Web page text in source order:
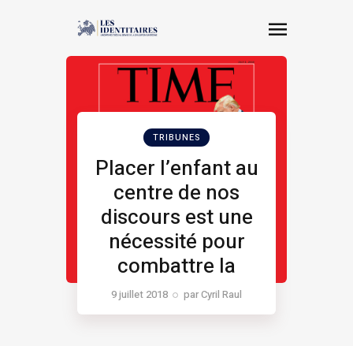
TRIBUNES
Placer l’enfant au
centre de nos
discours est une
nécessité pour
combattre la
gauche morale
9 juillet 2018 parCyril Raul